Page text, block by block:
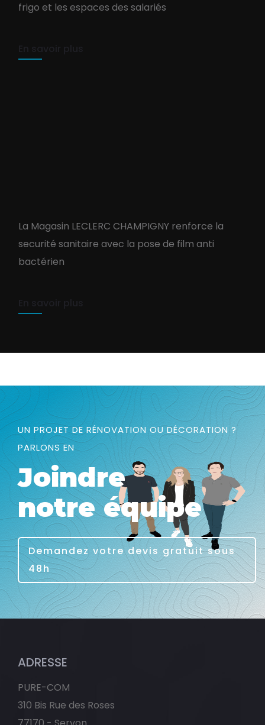
TEAM PURE-COM 5 août 2021
frigo et les espaces des salariés
antibacterien
TEAM PURE-COM
La Magasin LECLERC CHAMPIGNY renforce la
securité sanitaire avec la pose de film anti
bactérien
UN PROJET DE RÉNOVATION OU DÉCORATION ?
PARLONS EN
Joindre
notre équipe
Demandez votre devis gratuit sous
48h
ADRESSE
PURE-COM
310 Bis Rue des Roses